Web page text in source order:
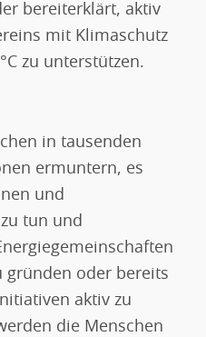
bereiterklärt, aktiv
mit Klimaschutz
zu unterstützen.
in tausenden
ermuntern, es
und
tun und
gründen oder bereits
aktiv zu
die Menschen